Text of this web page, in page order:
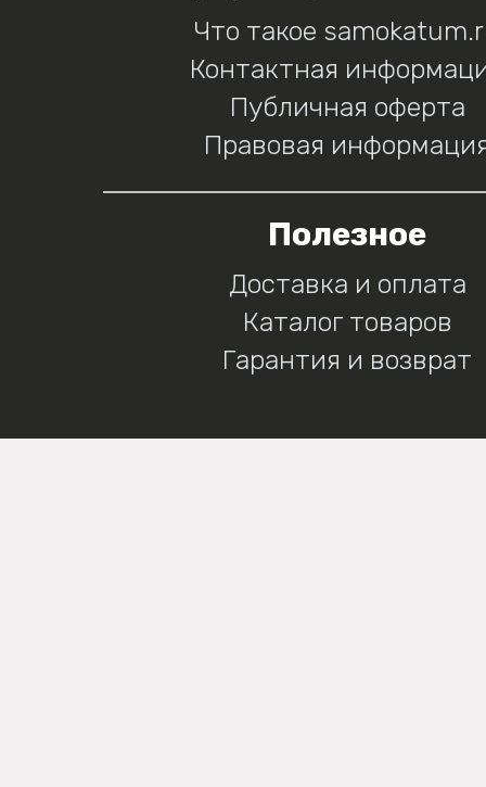
Что такое
Контактная
Публичная оферта
Правовая
Полезное
Доставка и оплата
Каталог товаров
Гарантия и возврат